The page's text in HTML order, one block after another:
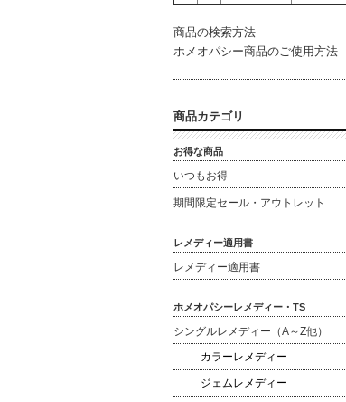
商品の検索方法
ホメオパシー商品のご使用方法
商品カテゴリ
お得な商品
いつもお得
期間限定セール・アウトレット
レメディー適用書
レメディー適用書
ホメオパシーレメディー・TS
シングルレメディー（A～Z他）
カラーレメディー
ジェムレメディー